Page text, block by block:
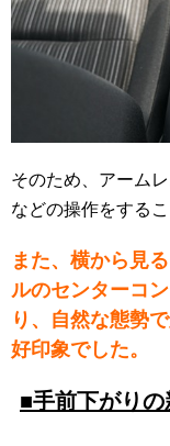
そのため、アーム
などの操作をするこ
また、横から見
ルのセンターコ
り、自然な態勢
好印象でした。
■手前下がり